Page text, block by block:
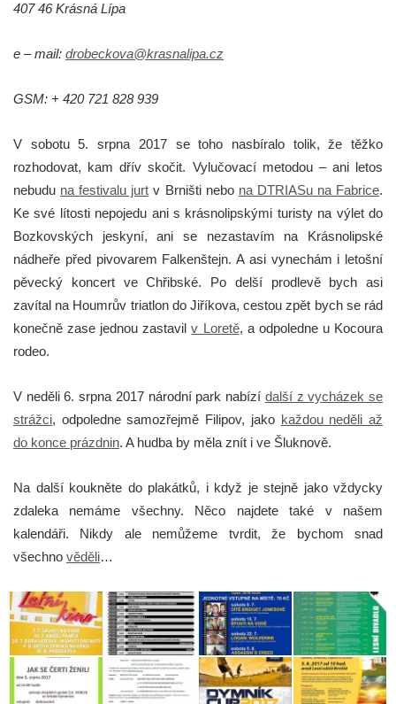
407 46 Krásná Lípa
e – mail: drobeckova@krasnalipa.cz
GSM: + 420 721 828 939
V sobotu 5. srpna 2017 se toho nasbíralo tolik, že těžko
rozhodovat, kam dřív skočit. Vylučovací metodou – ani letos
nebudu na festivalu jurt v Brništi nebo na DTRIASu na Fabrice.
Ke své lítosti nepojedu ani s krásnolipskými turisty na výlet do
Bozkovských jeskyní, ani se nezastavím na Krásnolipské
nádheře před pivovarem Falkenštejn. A asi vynechám i letošní
pěvecký koncert ve Chřibské. Po delší prodlevě bych asi
zavítal na Houmrův triatlon do Jiříkova, cestou zpět bych se rád
konečně zase jednou zastavilv Loretě, a odpoledne u Kocoura
rodeo.
V neděli 6. srpna 2017 národní park nabízí další z vycházek se
strážci, odpoledne samozřejmě Filipov, jako každou neděli až
do konce prázdnin. A hudba by měla znít i ve Šluknově.
Na další koukněte do plakátků, i když je stejně jako vždycky
zdaleka nemáme všechny. Něco najdete také v našem
kalendáři. Nikdy ale nemůžeme tvrdit, že bychom snad
všechno věděli…